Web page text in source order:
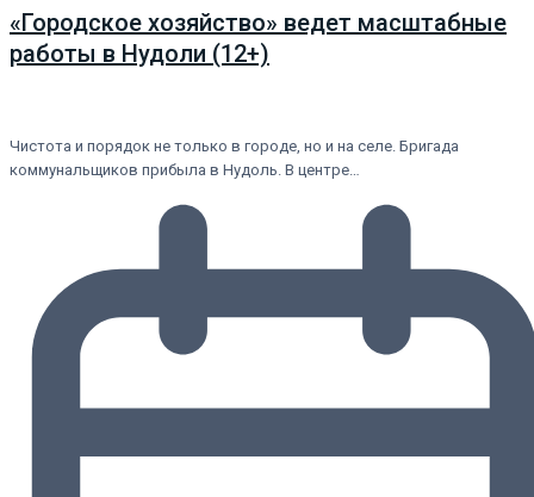
«Городское хозяйство» ведет масштабные
работы в Нудоли (12+)
Чистота и порядок не только в городе, но и на селе. Бригада
коммунальщиков прибыла в Нудоль. В центре…